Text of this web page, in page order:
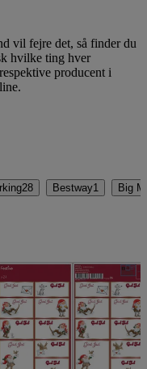
vil fejre det, så finder du
hvilke ting hver
producent i
28 Bestway1 Big